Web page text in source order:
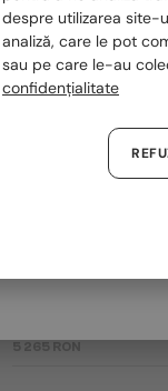
2-4 ZILE
MACH SIX//TITANIUM
5 265 RON
Polska
despre utilizarea site-
analiză, care le pot
sau pe care le-au
confidențialitate